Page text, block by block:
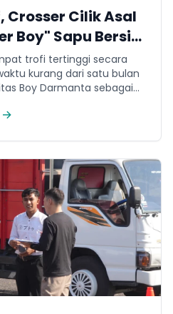
Cilik Asal
Boy" Sapu Bersih
50cc di
trofi tertinggi secara
kurang dari satu bulan
Boy Darmanta sebagai
motocross nasional
→